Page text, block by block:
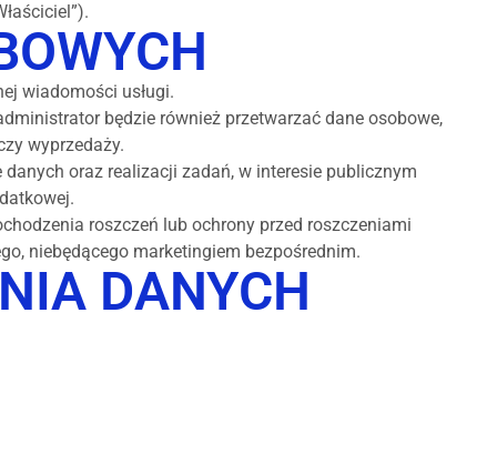
wiadomości usługi.
będzie również przetwarzać dane osobowe,
wyprzedaży.
oraz realizacji zadań, w interesie publicznym
roszczeń lub ochrony przed roszczeniami
niebędącego marketingiem bezpośrednim.
DANYCH